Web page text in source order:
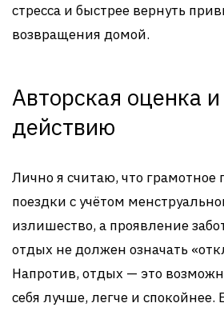
стресса и быстрее вернуть
возвращения домой.
Авторская оценка
действию
Лично я считаю, что грамотное
поездки с учётом
излишество, а проявление
отдых не должен означать
Напротив, отдых — это
себя лучше, легче и спокойнее.